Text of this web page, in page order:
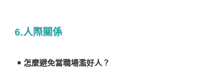
6.人際關係
怎麼避免當職場濫好人？